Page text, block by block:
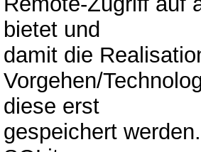
bietet und
damit die
Vorgehen/
diese erst
gespeichert